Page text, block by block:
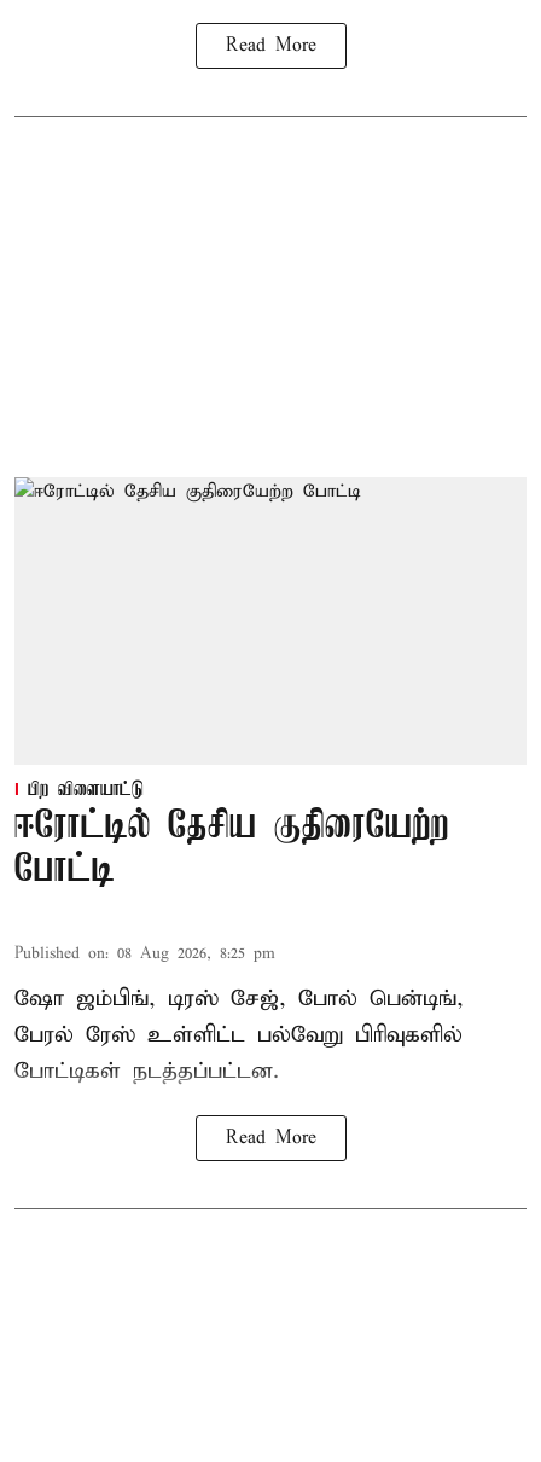
Read More
பிற விளையாட்டு
ஈரோட்டில் தேசிய குதிரையேற்ற
போட்டி
Published on: 08 Aug 2026, 8:25 pm
ஷோ ஜம்பிங், டிரஸ் சேஜ், போல் பென்டிங்,
பேரல் ரேஸ் உள்ளிட்ட பல்வேறு பிரிவுகளில்
போட்டிகள் நடத்தப்பட்டன.
Read More